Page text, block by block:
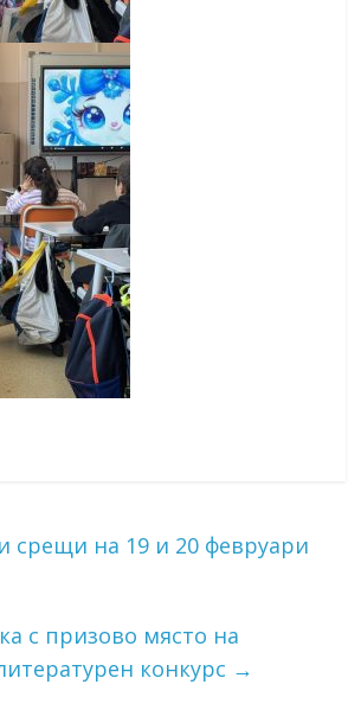
срещи на 19 и 20 февруари
с призово място на
конкурс →